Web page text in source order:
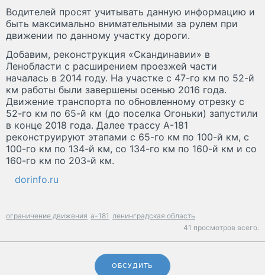
Водителей просят учитывать данную информацию и
быть максимально внимательными за рулем при
движении по данному участку дороги.
Добавим, реконструкция «Скандинавии» в
Ленобласти с расширением проезжей части
началась в 2014 году. На участке с 47-го км по 52-й
км работы были завершены осенью 2016 года.
Движение транспорта по обновленному отрезку с
52-го км по 65-й км (до поселка Огоньки) запустили
в конце 2018 года. Далее трассу А-181
реконструируют этапами с 65-го км по 100-й км, с
100-го км по 134-й км, со 134-го км по 160-й км и со
160-го км по 203-й км.
dorinfo.ru
ограничение движения а-181 ленинградская область
41 просмотров всего.
ОБСУДИТЬ